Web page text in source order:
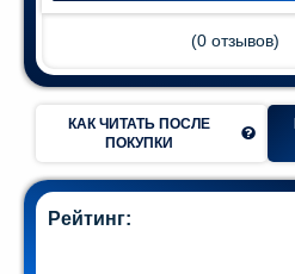
(0 отзывов)
КАК ЧИТАТЬ ПОСЛЕ
ПОКУПКИ
Рейтинг: